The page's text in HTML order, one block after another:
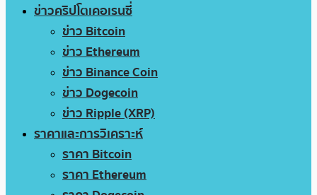
ข่าวคริปโตเคอเรนซี่
ข่าว Bitcoin
ข่าว Ethereum
ข่าว Binance Coin
ข่าว Dogecoin
ข่าว Ripple (XRP)
ราคาและการวิเคราะห์
ราคา Bitcoin
ราคา Ethereum